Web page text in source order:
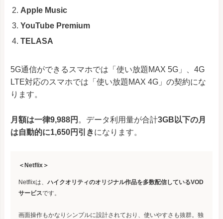
Apple Music
YouTube Premium
TELASA
5G通信ができるスマホでは「使い放題MAX 5G」、4G
LTE対応のスマホでは「使い放題MAX 4G」の契約にな
ります。
月額は一律9,988円 。データ利用量が合計3GB以下の月
は自動的に1,650円引きになります。
＜Netflix＞
Netflixは、 ハイクオリティのオリジナル作品を多数配信しているVOD
サービスです。
画面操作もかなりシンプルに設計されており、使いやすさも抜群。独